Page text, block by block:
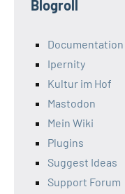
Blogroll
Documentation
Ipernity
Kultur im Hof
Mastodon
Mein Wiki
Plugins
Suggest Ideas
Support Forum